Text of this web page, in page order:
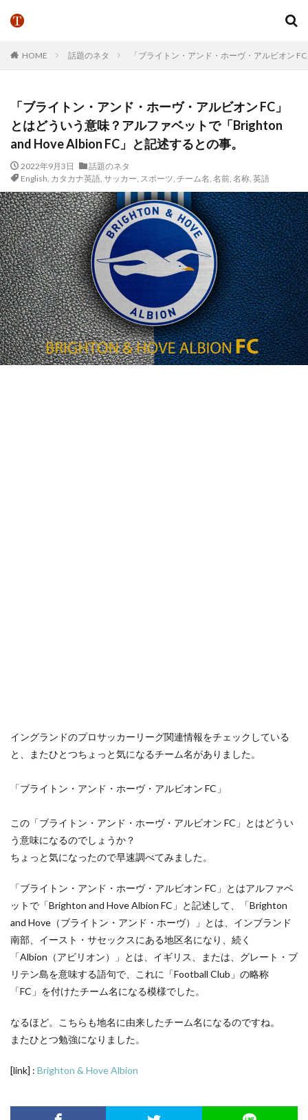
HOME 話題のネタ 「ブライトン・アンド・ホーヴ・アルビオン
「ブライトン・アンド・ホーヴ・アルビオン FC」
とはどういう意味？アルファベットで「Brighton
and Hove Albion FC」と記述するとの事。
2022年9月3日
話題のネタ
English, カタカナ英語, サッカー, スポーツ, チーム名, 名前, 名称, 英語
イングランドのプロサッカーリーグ関連情報をチェックしている
と、またひとつちょっと気になるチーム名がありました。
「ブライトン・アンド・ホーヴ・アルビオン FC」
この「ブライトン・アンド・ホーヴ・アルビオン FC」とはどうい
う意味になるのでしょうか？
ちょっと気になったので早速調べてみました。
「ブライトン・アンド・ホーヴ・アルビオン FC」とはアルファベ
ットで「Brighton and Hove Albion FC」と記述して、「Brighton
and Hove（ブライトン・アンド・ホーヴ）」とは、インブランド
南部、イースト・サセックスにある地区名になり、続く
「Albion（アビリオン）」とは、イギリス、または、グレート・ブ
リテン島を意味する語句で、これに「Football Club」の略称
「FC」を付けたチーム名になる模様でした。
なるほど。こちらも地名に由来したチーム名になるのですね。
またひとつ勉強になりました。
[link] : Brighton & Hove Albion